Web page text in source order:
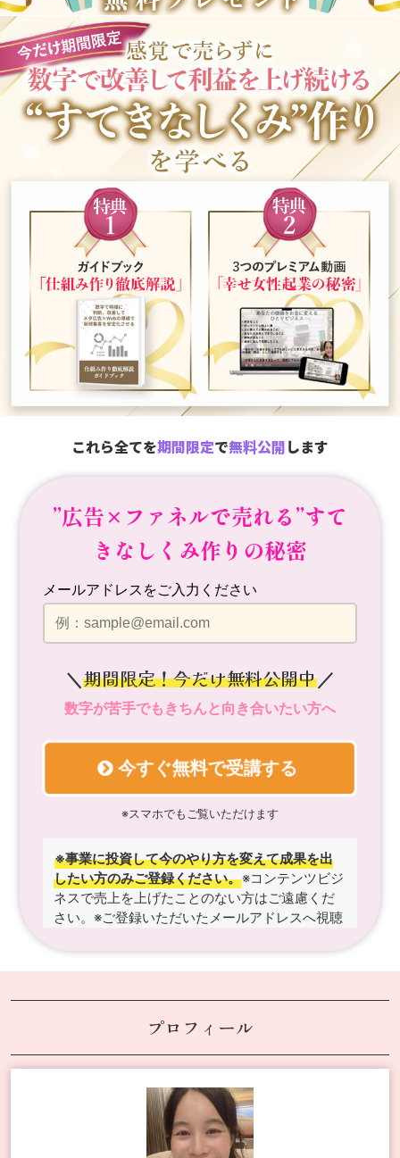
これら全てを期間限定で無料公開します
”広告×ファネルで売れる”すて
きなしくみ作りの秘密
メールアドレスをご入力ください
＼期間限定！今だけ無料公開中／
数字が苦手でもきちんと向き合いたい方へ
今すぐ無料で受講する
※スマホでもご覧いただけます
※事業に投資して今のやり方を変えて成果を出
したい方のみご登録ください。※コンテンツビジ
ネスで売上を上げたことのない方はご遠慮くだ
さい。 ※ご登録いただいたメールアドレスへ視聴
プライバシーポリシーに基づき厳重に管理いた
します。※成果には個人差があり、同様の成果を
保証するものではありません。
プロフィール